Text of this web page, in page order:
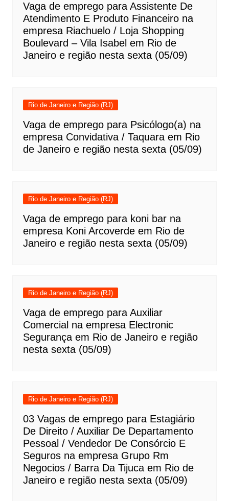
Vaga de emprego para Assistente De
Atendimento E Produto Financeiro na
empresa Riachuelo / Loja Shopping
Boulevard – Vila Isabel em Rio de
Janeiro e região nesta sexta (05/09)
Rio de Janeiro e Região (RJ)
Vaga de emprego para Psicólogo(a) na
empresa Convidativa / Taquara em Rio
de Janeiro e região nesta sexta (05/09)
Rio de Janeiro e Região (RJ)
Vaga de emprego para koni bar na
empresa Koni Arcoverde em Rio de
Janeiro e região nesta sexta (05/09)
Rio de Janeiro e Região (RJ)
Vaga de emprego para Auxiliar
Comercial na empresa Electronic
Segurança em Rio de Janeiro e região
nesta sexta (05/09)
Rio de Janeiro e Região (RJ)
03 Vagas de emprego para Estagiário
De Direito / Auxiliar De Departamento
Pessoal / Vendedor De Consórcio E
Seguros na empresa Grupo Rm
Negocios / Barra Da Tijuca em Rio de
Janeiro e região nesta sexta (05/09)